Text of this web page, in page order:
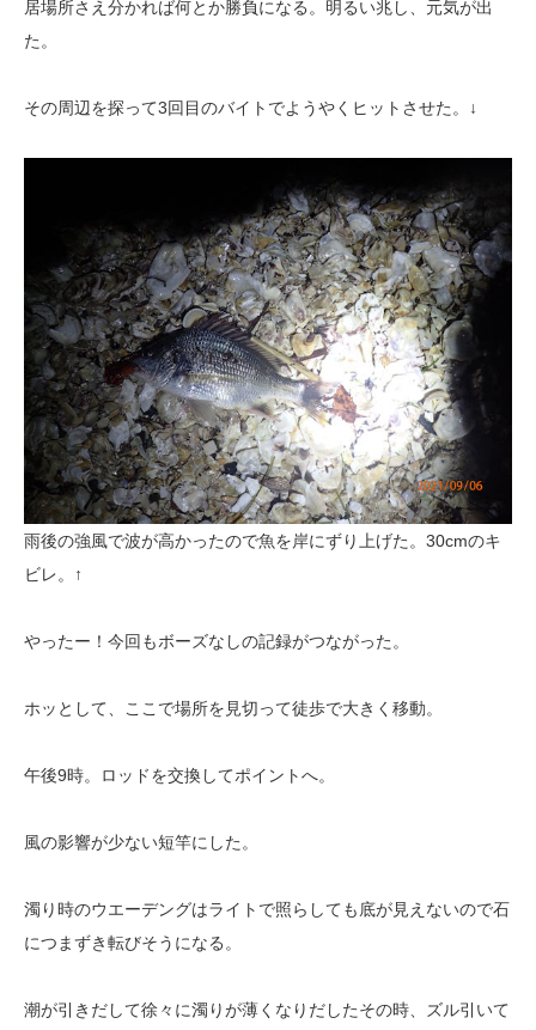
居場所さえ分かれば何とか勝負になる。明るい兆し、元気が出
た。
その周辺を探って3回目のバイトでようやくヒットさせた。↓
雨後の強風で波が高かったので魚を岸にずり上げた。30cmのキ
ビレ。↑
やったー！今回もボーズなしの記録がつながった。
ホッとして、ここで場所を見切って徒歩で大きく移動。
午後9時。ロッドを交換してポイントへ。
風の影響が少ない短竿にした。
濁り時のウエーデングはライトで照らしても底が見えないので石
につまずき転びそうになる。
潮が引きだして徐々に濁りが薄くなりだしたその時、ズル引いて